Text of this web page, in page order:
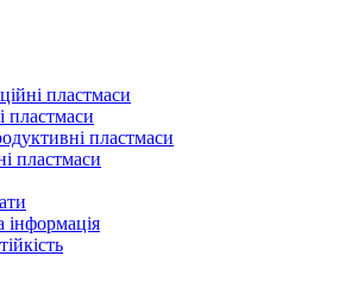
пластмаси
пластмаси
пластмаси
пластмаси
інформація